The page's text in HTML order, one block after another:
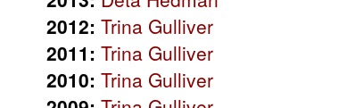
2012: Trina Gulliver
2011: Trina Gulliver
2010: Trina Gulliver